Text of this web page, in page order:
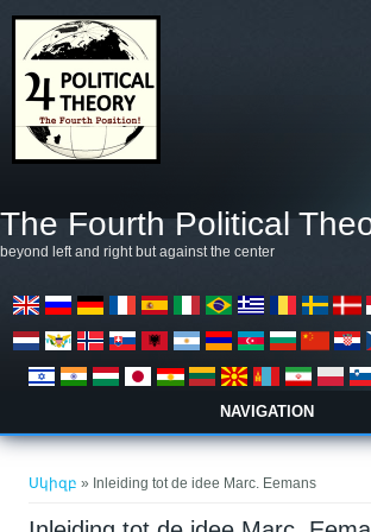
The Fourth Political
beyond left and right but against the center
NAVIGATION
Սկիզբ » Inleiding tot de idee Marc. Eemans